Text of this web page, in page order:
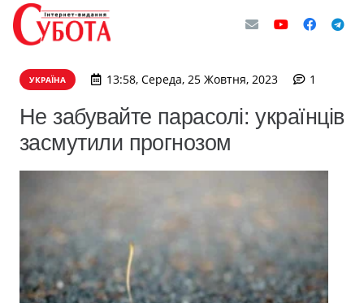
УКРАЇНА 13:58, Середа, 25 Жовтня, 2023 1
Не забувайте парасолі: українців
засмутили прогнозом